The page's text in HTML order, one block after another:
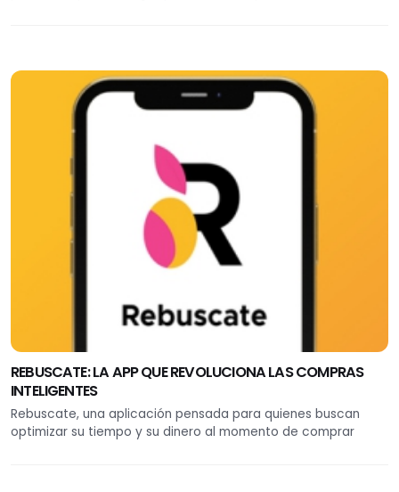
REBUSCATE: LA APP QUE REVOLUCIONA LAS COMPRAS
INTELIGENTES
Rebuscate, una aplicación pensada para quienes buscan
optimizar su tiempo y su dinero al momento de comprar